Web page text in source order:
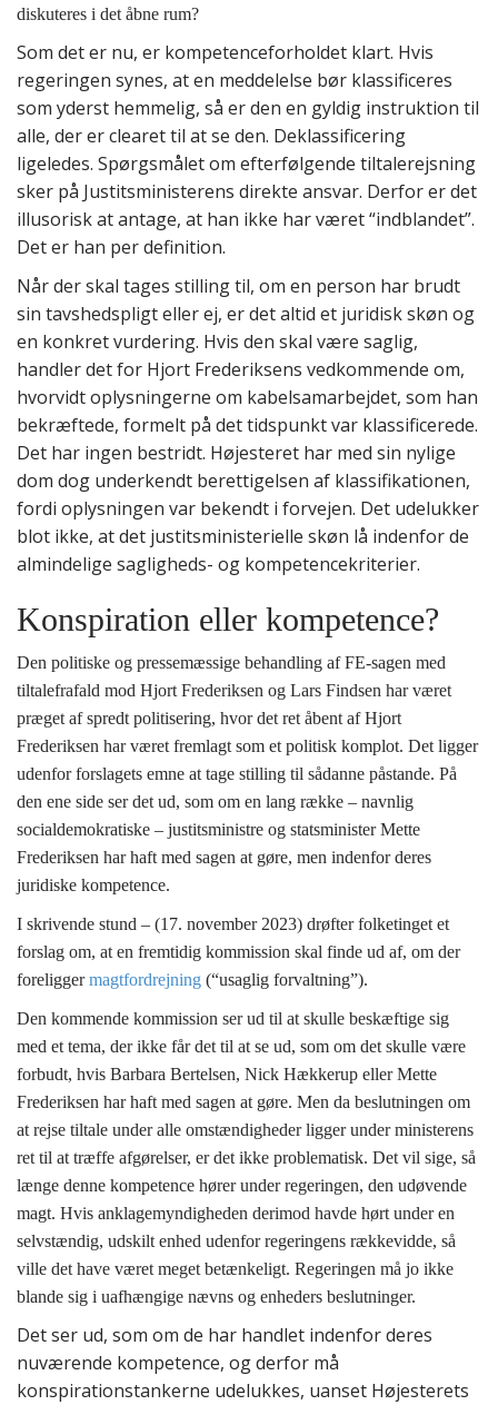
diskuteres i det åbne rum?
Som det er nu, er kompetenceforholdet klart. Hvis
regeringen synes, at en meddelelse bør klassificeres
som yderst hemmelig, så er den en gyldig instruktion til
alle, der er clearet til at se den. Deklassificering
ligeledes. Spørgsmålet om efterfølgende tiltalerejsning
sker på Justitsministerens direkte ansvar. Derfor er det
illusorisk at antage, at han ikke har været “indblandet”.
Det er han per definition.
Når der skal tages stilling til, om en person har brudt
sin tavshedspligt eller ej, er det altid et juridisk skøn og
en konkret vurdering. Hvis den skal være saglig,
handler det for Hjort Frederiksens vedkommende om,
hvorvidt oplysningerne om kabelsamarbejdet, som han
bekræftede, formelt på det tidspunkt var klassificerede.
Det har ingen bestridt. Højesteret har med sin nylige
dom dog underkendt berettigelsen af klassifikationen,
fordi oplysningen var bekendt i forvejen. Det udelukker
blot ikke, at det justitsministerielle skøn lå indenfor de
almindelige sagligheds- og kompetencekriterier.
Konspiration eller kompetence?
Den politiske og pressemæssige behandling af FE-sagen med
tiltalefrafald mod Hjort Frederiksen og Lars Findsen har været
præget af spredt politisering, hvor det ret åbent af Hjort
Frederiksen har været fremlagt som et politisk komplot. Det ligger
udenfor forslagets emne at tage stilling til sådanne påstande. På
den ene side ser det ud, som om en lang række – navnlig
socialdemokratiske – justitsministre og statsminister Mette
Frederiksen har haft med sagen at gøre, men indenfor deres
juridiske kompetence.
I skrivende stund – (1 7. november 2023) drøfter folketinget et
forslag om, at en fremtidig kommission skal finde ud af, om der
foreliggermagtfordrejning (“usaglig forvaltning”).
Den kommende kommission ser ud til at skulle beskæftige sig
med et tema, der ikke får det til at se ud, som om det skulle være
forbudt, hvis Barbara Bertelsen, Nick Hækkerup eller Mette
Frederiksen har haft med sagen at gøre. Men da beslutningen om
at rejse tiltale under alle omstændigheder ligger under ministerens
ret til at træffe afgørelser, er det ikke problematisk. Det vil sige, så
længe denne kompetence hører under regeringen, den udøvende
magt. Hvis anklagemyndigheden derimod havde hørt under en
selvstændig, udskilt enhed udenfor regeringens rækkevidde, så
ville det have været meget betænkeligt. Regeringen må jo ikke
blande sig i uafhængige nævns og enheders beslutninger.
Det ser ud, som om de har handlet indenfor deres
nuværende kompetence, og derfor må
konspirationstankerne udelukkes, uanset Højesterets